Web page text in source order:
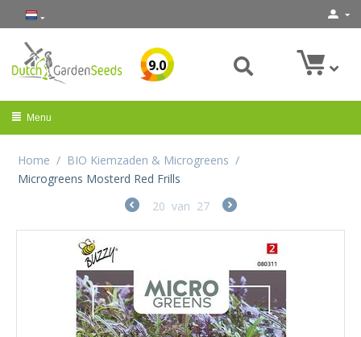
9.0
Menu
Home / BIO Kiemzaden & Microgreens /
Microgreens Mosterd Red Frills
20 van 27